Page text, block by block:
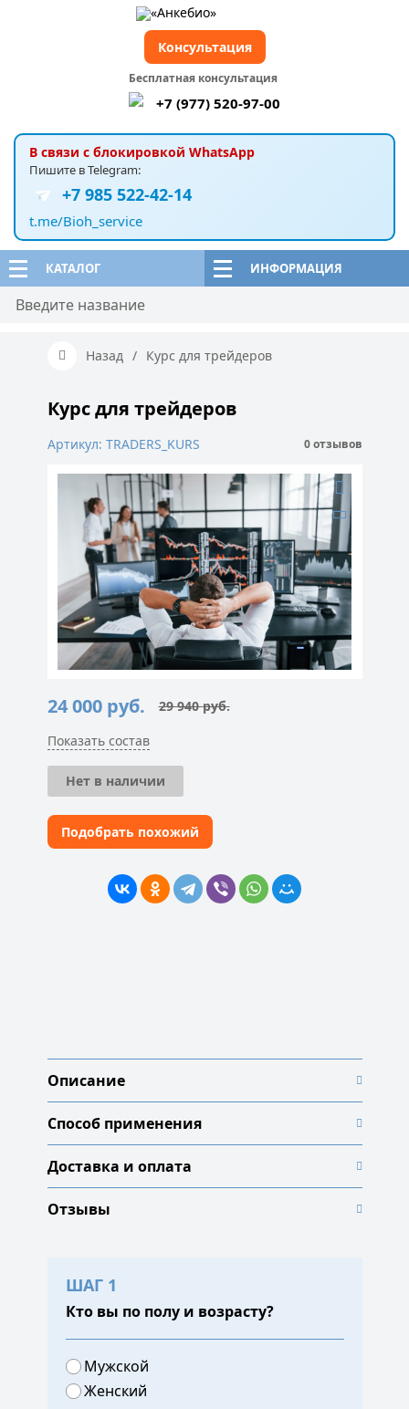
КАТАЛОГ ИНФОРМАЦИЯ
В связи с блокировкой WhatsApp
Пишите в Telegram:
+7 985 522-42-14
t.me/Bioh_service
Бесплатная консультация
+7 (977) 520-97-00
Консультация
Назад / Курс для трейдеров
Курс для трейдеров
Артикул: TRADERS_KURS 0 отзывов
29 940руб.
Первоначальная
составляла
29
940 руб..
24 000 руб.
Текущая
24
000 руб..
Показать состав
Нет в наличии
Подобрать похожий
Описание
Способ применения
Доставка и оплата
Отзывы
ШАГ 1
Кто вы по полу и возрасту?
Мужской
Женский